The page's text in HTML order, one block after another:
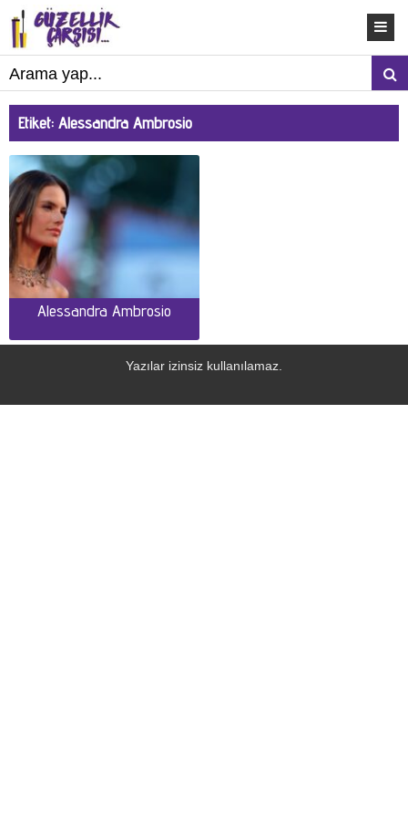
Etiket: Alessandra Ambrosio
Alessandra Ambrosio
Yazılar izinsiz kullanılamaz.